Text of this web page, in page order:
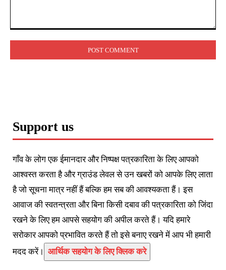
Support us
गाँव के लोग एक ईमानदार और निष्पक्ष पत्रकारिता के लिए आपको
आश्वस्त करता है और ग्राउंड लेवल से उन खबरों को आपके लिए लाता
है जो सूचना मात्र नहीं हैं बल्कि हम सब की आवश्यकता हैं। इस
आवाज की स्वतन्त्रता और बिना किसी दबाव की पत्रकारिता को जिंदा
रखने के लिए हम आपसे सहयोग की अपील करते हैं। यदि हमारे
सरोकार आपको प्रभावित करते हैं तो इसे बनाए रखने में आप भी हमारी
मदद करें। आर्थिक सहयोग के लिए क्लिक करे